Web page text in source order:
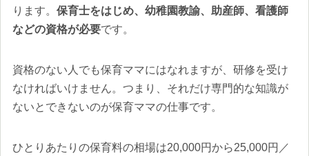
ります。 保育士をはじめ、幼稚園教諭、助産師、看護師
などの資格が必要です。
資格のない人でも保育ママにはなれますが、研修を受け
なければいけません。つまり、それだけ専門的な知識が
ないとできないのが保育ママの仕事です。
ひとりあたりの保育料の相場は20,000円から25,000円／